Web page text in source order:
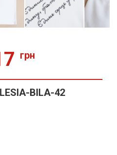
грн
BILA-42